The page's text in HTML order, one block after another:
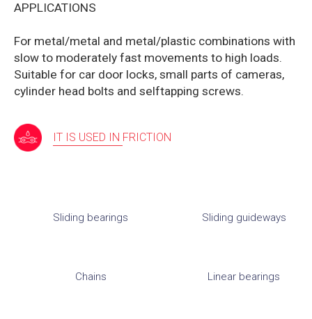
APPLICATIONS
For metal/metal and metal/plastic combinations with
slow to moderately fast movements to high loads.
Suitable for car door locks, small parts of cameras,
cylinder head bolts and selftapping screws.
IT IS USED IN FRICTION
Sliding bearings Sliding guideways
Chains Linear bearings